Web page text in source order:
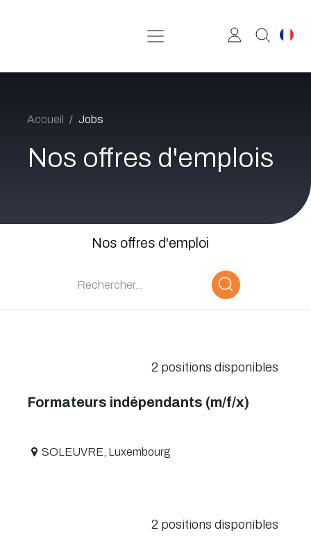
Accueil Jobs
Nos offres d'emplois
Nos offres d'emploi
Formateurs indépendants (m/f/x)
2 positions disponibles
SOLEUVRE, Luxembourg
2 positions disponibles